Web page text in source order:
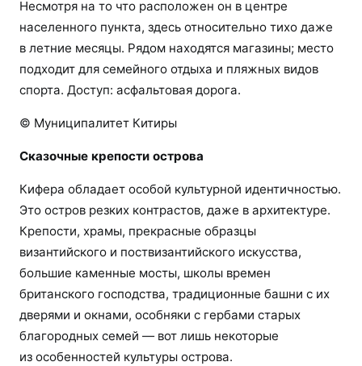
Несмотря на то что расположен он в центре
населенного пункта, здесь относительно тихо даже
в летние месяцы. Рядом находятся магазины; место
подходит для семейного отдыха и пляжных видов
спорта. Доступ: асфальтовая дорога.
© Муниципалитет Китиры
Сказочные крепости острова
Кифера обладает особой культурной идентичностью.
Это остров резких контрастов, даже в архитектуре.
Крепости, храмы, прекрасные образцы
византийского и поствизантийского искусства,
большие каменные мосты, школы времен
британского господства, традиционные башни с их
дверями и окнами, особняки с гербами старых
благородных семей — вот лишь некоторые
из особенностей культуры острова.